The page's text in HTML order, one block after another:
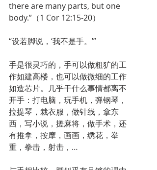
there are many parts, but one
body.”（1 Cor 12:15-20）
“设若脚说，‘我不是手。’”
手是很灵巧的，手可以做粗犷的工
作如建高楼，也可以做微细的工作
如造芯片。几乎干什么事情都离不
开手：打电脑，玩手机，弹钢琴，
拉提琴，裁衣服，做针线，拿东
西，写小说，搓麻将，做手术，还
有推拿，按摩，画画，绣花，举
重，拳击，射击，…